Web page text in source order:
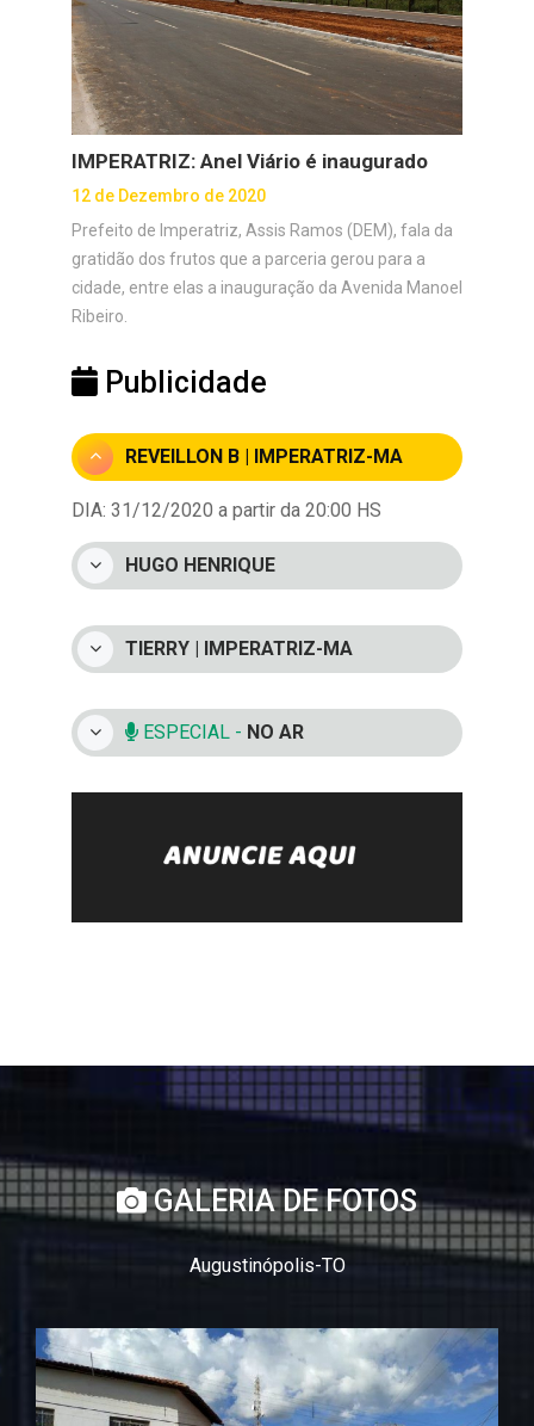
IMPERATRIZ: Anel Viário é inaugurado
12 de Dezembro de 2020
Prefeito de Imperatriz, Assis Ramos (DEM), fala da
gratidão dos frutos que a parceria gerou para a
cidade, entre elas a inauguração da Avenida Manoel
Ribeiro.
Publicidade
REVEILLON B | IMPERATRIZ-MA
DIA: 31/12/2020 a partir da 20:00 HS
HUGO HENRIQUE
TIERRY | IMPERATRIZ-MA
ESPECIAL - NO AR
GALERIA DE FOTOS
Augustinópolis-TO